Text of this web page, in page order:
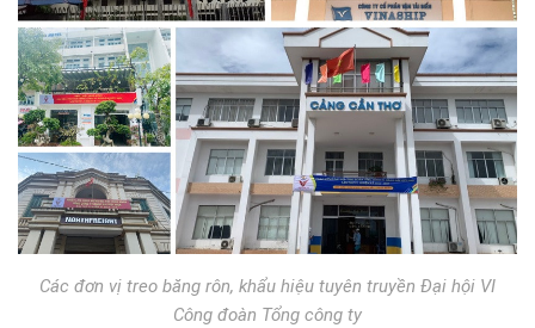
Các đơn vị treo băng rôn, khẩu hiệu tuyên truyền Đại hội VI
Công đoàn Tổng công ty